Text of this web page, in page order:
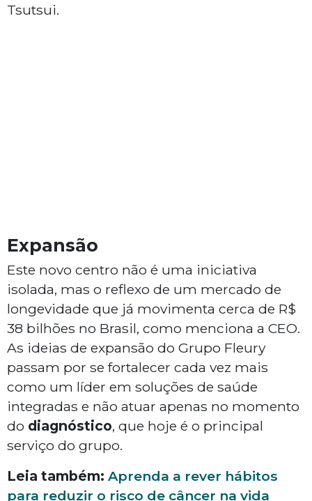
Tsutsui.
Expansão
Este novo centro não é uma iniciativa
isolada, mas o reflexo de um mercado de
longevidade que já movimenta cerca de R$
38 bilhões no Brasil, como menciona a CEO.
As ideias de expansão do Grupo Fleury
passam por se fortalecer cada vez mais
como um líder em soluções de saúde
integradas e não atuar apenas no momento
do diagnóstico, que hoje é o principal
serviço do grupo.
Leia também: Aprenda a rever hábitos
para reduzir o risco de câncer na vida